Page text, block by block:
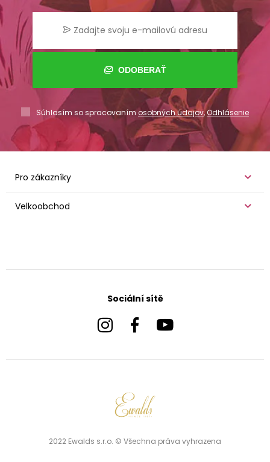
ODOBERAŤ
Súhlasím so spracovaním osobných údajov,Odhlásenie
Pro zákazníky
Velkoobchod
Sociální sítě
2022 Ewalds s.r.o. © Všechna práva vyhrazena